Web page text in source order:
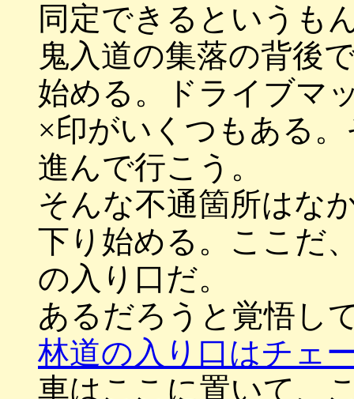
同定できるというも
鬼入道の集落の背後
始める。ドライブマ
×印がいくつもある
進んで行こう。
そんな不通箇所はな
下り始める。ここだ
の入り口だ。
あるだろうと覚悟し
林道の入り口はチェ
車はここに置いて、